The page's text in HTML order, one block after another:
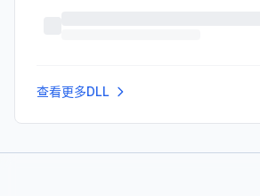
查看更多DLL